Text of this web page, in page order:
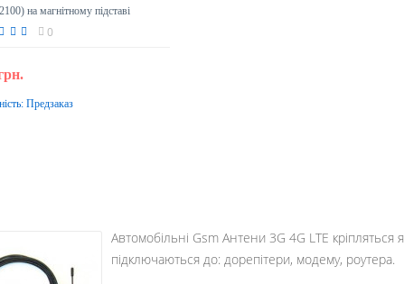
на магнітному підставі
0
Передзамовлення
Предзаказ
Автомобільні Gsm Антени 3G 4G LTE
підключаються до: дорепітери, модему, роутера.